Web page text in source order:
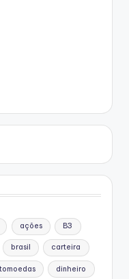
ações B3
brasil carteira
dinheiro